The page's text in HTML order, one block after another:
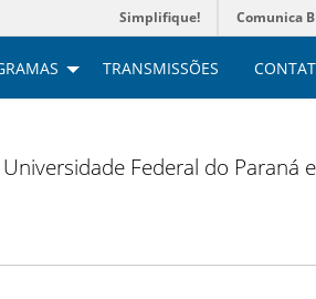
Simplifique! Comunica
TRANSMISSÕES
Federal do Paraná